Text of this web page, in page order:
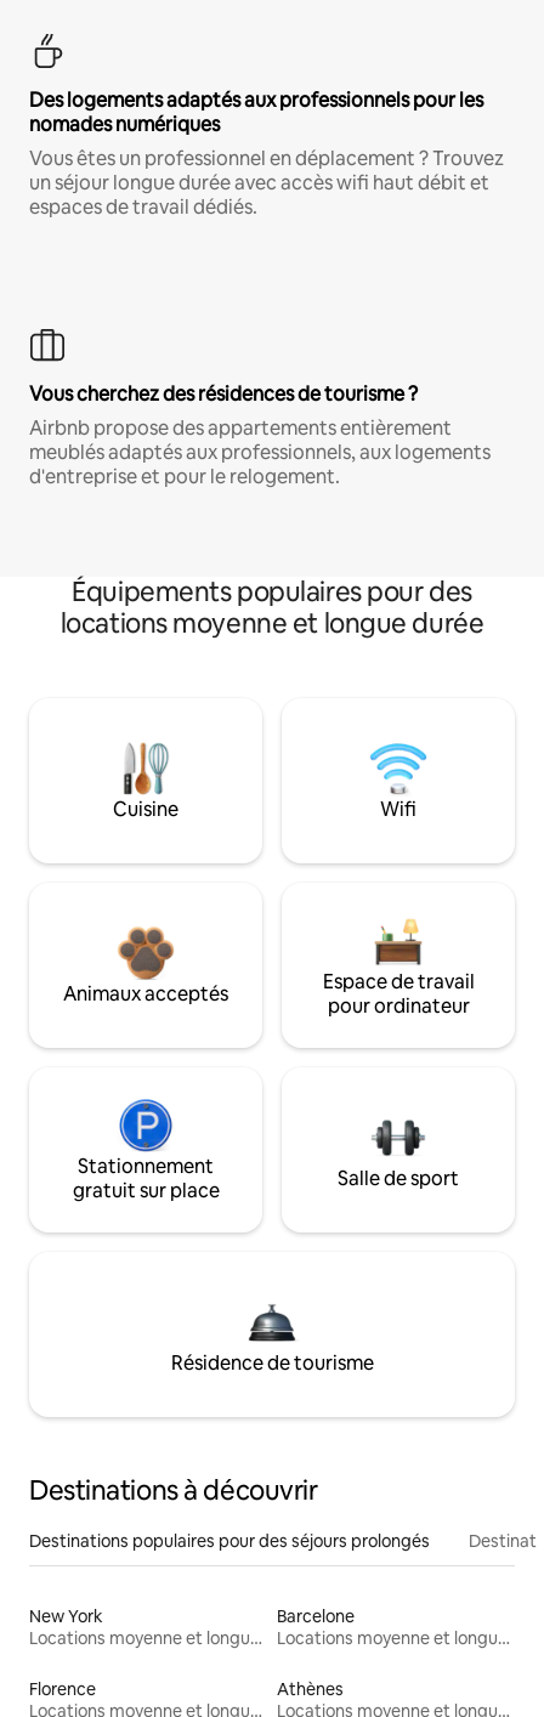
Des logements adaptés aux professionnels pour les
nomades numériques
Vous êtes un professionnel en déplacement ? Trouvez
un séjour longue durée avec accès wifi haut débit et
espaces de travail dédiés.
Vous cherchez des résidences de tourisme ?
Airbnb propose des appartements entièrement
meublés adaptés aux professionnels, aux logements
d'entreprise et pour le relogement.
Équipements populaires pour des
locations moyenne et longue durée
Cuisine Wifi
Animaux acceptés
Espace de travail
pour ordinateur
Stationnement
gratuit sur place
Salle de sport
Résidence de tourisme
Destinations à découvrir
Destinations populaires pour des séjours prolongés
New York
Locations moyenne et longue durée
Barcelone
Locations moyenne et longue durée
Florence
Locations moyenne et longue durée
Athènes
Locations moyenne et longue durée